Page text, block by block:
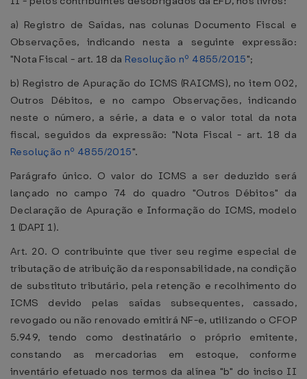
a) Registro de Saídas, nas colunas Documento Fiscal e
Observações, indicando nesta a seguinte expressão:
"Nota Fiscal - art. 18 da Resolução nº 4855/2015";
b) Registro de Apuração do ICMS (RAICMS), no item 002,
Outros Débitos, e no campo Observações, indicando
neste o número, a série, a data e o valor total da nota
fiscal, seguidos da expressão: "Nota Fiscal - art. 18 da
Resolução nº 4855/2015".
Parágrafo único. O valor do ICMS a ser deduzido será
lançado no campo 74 do quadro "Outros Débitos" da
Declaração de Apuração e Informação do ICMS, modelo
1 (DAPI 1).
Art. 20. O contribuinte que tiver seu regime especial de
tributação de atribuição da responsabilidade, na condição
de substituto tributário, pela retenção e recolhimento do
ICMS devido pelas saídas subsequentes, cassado,
revogado ou não renovado emitirá NF-e, utilizando o CFOP
5.949, tendo como destinatário o próprio emitente,
constando as mercadorias em estoque, conforme
inventário efetuado nos termos da alínea "b" do inciso II